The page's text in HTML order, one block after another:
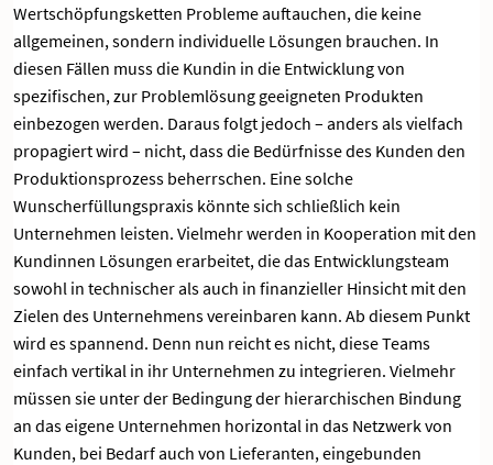
Wertschöpfungsketten Probleme auftauchen, die keine
allgemeinen, sondern individuelle Lösungen brauchen. In
diesen Fällen muss die Kundin in die Entwicklung von
spezifischen, zur Problemlösung geeigneten Produkten
einbezogen werden. Daraus folgt jedoch – anders als vielfach
propagiert wird – nicht, dass die Bedürfnisse des Kunden den
Produktionsprozess beherrschen. Eine solche
Wunscherfüllungspraxis könnte sich schließlich kein
Unternehmen leisten. Vielmehr werden in Kooperation mit den
Kundinnen Lösungen erarbeitet, die das Entwicklungsteam
sowohl in technischer als auch in finanzieller Hinsicht mit den
Zielen des Unternehmens vereinbaren kann. Ab diesem Punkt
wird es spannend. Denn nun reicht es nicht, diese Teams
einfach vertikal in ihr Unternehmen zu integrieren. Vielmehr
müssen sie unter der Bedingung der hierarchischen Bindung
an das eigene Unternehmen horizontal in das Netzwerk von
Kunden, bei Bedarf auch von Lieferanten, eingebunden